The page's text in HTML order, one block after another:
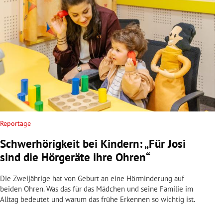
Untermenü
Untermenü
Untermenü
Untermenü
Untermenü
Reportage
Schwerhörigkeit bei Kindern: „Für Josi
sind die Hörgeräte ihre Ohren“
Die Zweijährige hat von Geburt an eine Hörminderung auf
beiden Ohren. Was das für das Mädchen und seine Familie im
Alltag bedeutet und warum das frühe Erkennen so wichtig ist.